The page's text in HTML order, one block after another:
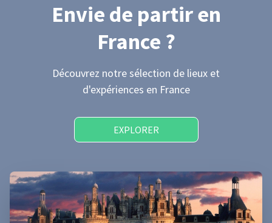
Envie de partiren
France ?
Découvrez notre sélection de lieux et
d'expériences en France
EXPLORER